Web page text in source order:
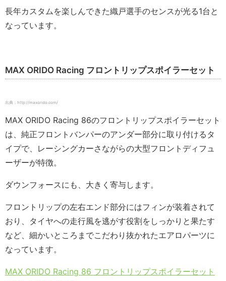
長年カスタムを楽しんできた織戸選手のセンスが光る1台と
なっています。
MAX ORIDO Racing フロントリップスポイラーセット
出典：http://maxorido.com/
MAX ORIDO Racing 86のフロントリップスポイラーセット
は、純正フロントバンパーのアンダー部分に取り付けるタ
イプで、レーシングカーさながらの大型フロントディフュ
ーザーが特徴。
ダウンフォースにも、大きく寄与します。
フロントリップの左右エンド部分にはフィンが装着されて
おり、タイヤへの走行風を逃がす役割をしっかりと果たす
など、細かいところまでこだわり抜かれたエアロパーツに
なっています。
MAX ORIDO Racing 86 フロントリップスポイラーセット